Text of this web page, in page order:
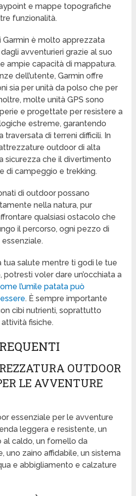
e mappe topografiche
funzionalità.
Garmin è molto apprezzata
avventurieri grazie al suo
ampie capacità di mappatura.
dell’utente, Garmin offre
sia per unità da polso che per
molte unità GPS sono
e progettate per resistere a
estreme, garantendo
traversata di terreni difficili. In
outdoor di alta
sicurezza che il divertimento
di campeggio e trekking.
di outdoor possano
nella natura, pur
qualsiasi ostacolo che
il percorso, ogni pezzo di
tua salute mentre ti godi le tue
potresti voler dare un’occhiata a
l’umile patata può
. È sempre importante
cibi nutrienti, soprattutto
fisiche.
OUTDOOR
LE AVVENTURE
essenziale per le avventure
leggera e resistente, un
caldo, un fornello da
uno zaino affidabile, un sistema
e abbigliamento e calzature